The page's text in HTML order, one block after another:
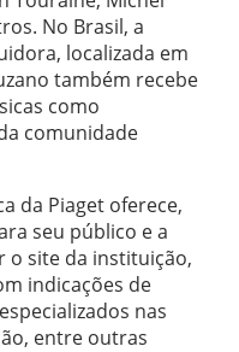
No Brasil, a
localizada em
também recebe
como
comunidade
da Piaget oferece,
seu público e a
o site da instituição,
indicações de
nas
entre outras